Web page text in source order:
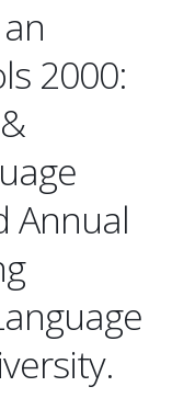
2000:
Annual